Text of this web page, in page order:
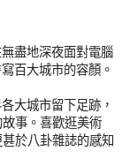
盡地深夜面對電腦
百大城市的容顏。
大城市留下足跡，
事。喜歡逛美術
於八卦雜誌的感知